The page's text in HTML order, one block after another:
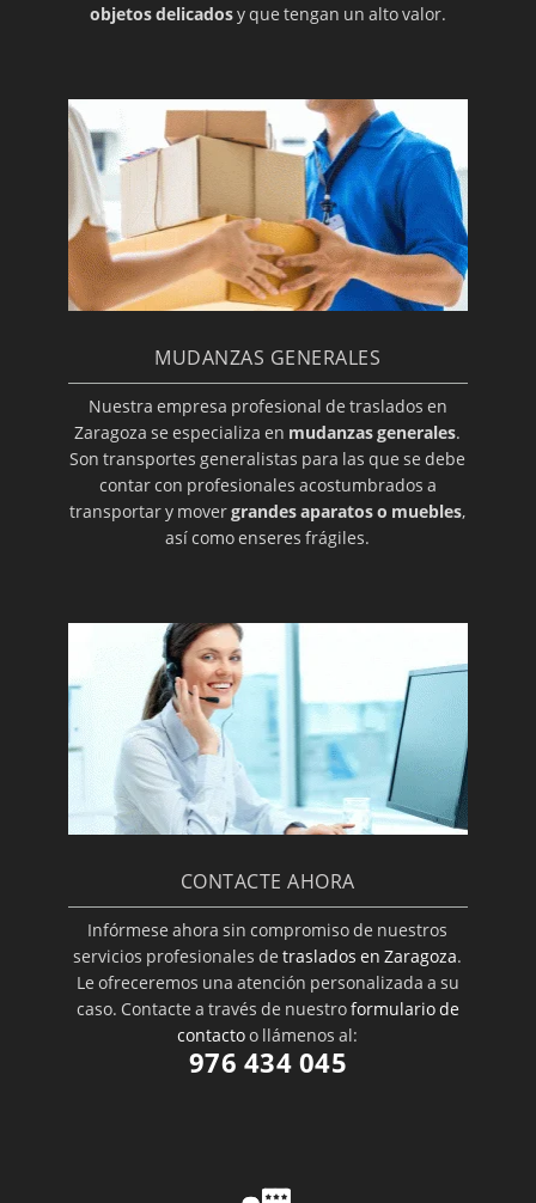
objetos delicadosy que tengan un alto valor.
MUDANZAS GENERALES
Nuestra empresa profesional de traslados en
Zaragoza se especializa en mudanzas generales.
Son transportes generalistas para las que se debe
contar con profesionales acostumbrados a
transportar y movergrandes aparatos o muebles,
así como enseres frágiles.
CONTACTE AHORA
Infórmese ahora sin compromiso de nuestros
servicios profesionales detraslados en Zaragoza.
Le ofreceremos una atención personalizada a su
caso. Contacte a través de nuestroformulario de
contactoo llámenos al:
976 434 045